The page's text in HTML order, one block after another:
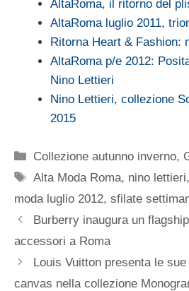
AltaRoma, il ritorno del
AltaRoma luglio 2011,
Ritorna Heart & Fashion:
AltaRoma p/e 2012:
Nino Lettieri
Nino Lettieri, collezione
2015
Categorie
Collezione autunno inverno,
Tag
Alta Moda Roma, nino lettieri
moda luglio 2012, sfilate
Burberry inaugura un
accessori a Roma
Louis Vuitton presenta le
canvas nella collezione